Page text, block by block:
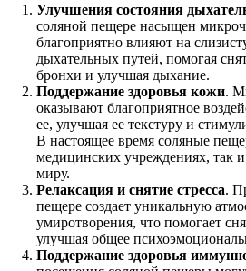
Улучшения состояния
соляной пещере насыщен
благоприятно влияют на
дыхательных путей, помогая
бронхи и улучшая дыхание.
Поддержание здоровья кожи.
оказывают благоприятное
ее, улучшая ее текстуру и
В настоящее время соляные
медицинских учреждениях, так
миру.
Релаксация и снятие стресса.
пещере создает уникальную
умиротворения, что помогает
улучшая общее
Поддержание здоровья